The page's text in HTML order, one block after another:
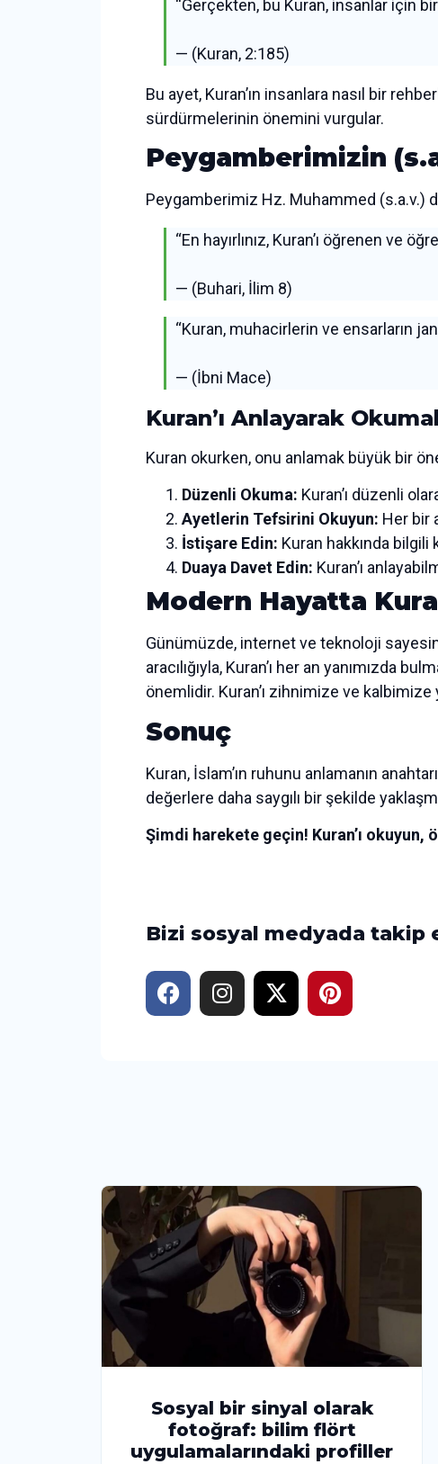
“Gerçekten, bu Kuran, insanlar için
— (Kuran, 2:185)
Bu ayet, Kuran’ın insanlara nasıl bir
sürdürmelerinin önemini vurgular.
Peygamberimizin
Peygamberimiz Hz. Muhammed (s.a.v.)
“En hayırlınız, Kuran’ı öğrenen ve
— (Buhari, İlim 8)
“Kuran, muhacirlerin ve ensarların
— (İbni Mace)
Kuran’ı Anlayarak
Kuran okurken, onu anlamak büyük bir
Düzenli Okuma: Kuran’ı düzenli
Ayetlerin Tefsirini Okuyun: Her bir
İstişare Edin: Kuran hakkında
Duaya Davet Edin: Kuran’ı
Modern Hayatta
Günümüzde, internet ve teknoloji
aracılığıyla, Kuran’ı her an yanımızda
önemlidir. Kuran’ı zihnimize ve
Sonuç
Kuran, İslam’ın ruhunu anlamanın
değerlere daha saygılı bir şekilde
Şimdi harekete geçin! Kuran’ı okuyun,
Bizi sosyal medyada takip
Sosyal bir sinyal olarak
fotoğraf: bilim flört
uygulamalarındaki profiller